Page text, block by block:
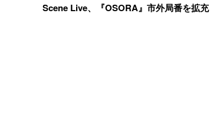
Scene Live、『OSORA』市外局番を拡充